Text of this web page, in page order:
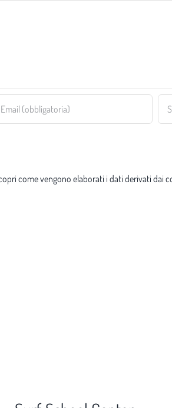
come vengono elaborati i dati derivati dai